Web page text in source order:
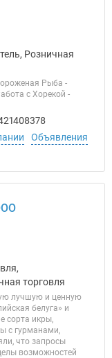
Розничная
Рыба -
с Хорекой -
Объявления
торговля
лучшую и ценную
белуга» и
сорта икры,
с гурманами,
что запросы
возможностей